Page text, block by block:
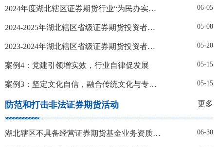
2024年度湖北辖区证券期货行业“为民办实事”示范案例 06-05
2024-2025年湖北辖区省级证券期货投资者教育基地考核结果 05-08
2023-2024年湖北辖区省级证券期货投资者教育基地考核结果 05-20
案例4：党建引领增实效，行业自律促发展 05-15
案例3：坚定文化自信，融合传统文化与专业知识，打造高质量投教产品 05-15
防范和打击非法证券期货活动 更多
湖北辖区不具备经营证券期货基金业务资质的机构名单（2026年第一批） 06-30